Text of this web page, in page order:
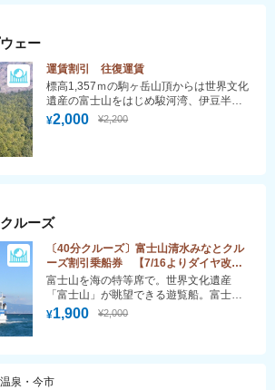
ェー
運賃割引 往復運賃
¥2,000 ¥2,200
標高1,357ｍの駒ヶ岳山頂からは世界文化
遺産の富士山をはじめ駿河湾、伊豆半
島、房総半島、相模湾から首都圏まで360
度の眺望が満喫できます。
ルーズ
〔40分クルーズ〕富士山清水みなとクル
ーズ割引乗船券 【7/16よりダイヤ改
定】
¥1,900 ¥2,000
富士山を海の特等席で。世界文化遺産
「富士山」が眺望できる遊覧船。富士山
世界遺産構成資産の「三保松原」もご覧
いただけます。三保松原越しに見る富士
す。）
泉・今市